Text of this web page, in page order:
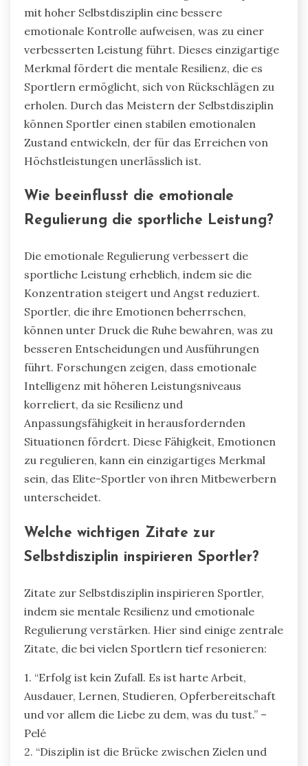
mit hoher Selbstdisziplin eine bessere
emotionale Kontrolle aufweisen, was zu einer
verbesserten Leistung führt. Dieses einzigartige
Merkmal fördert die mentale Resilienz, die es
Sportlern ermöglicht, sich von Rückschlägen zu
erholen. Durch das Meistern der Selbstdisziplin
können Sportler einen stabilen emotionalen
Zustand entwickeln, der für das Erreichen von
Höchstleistungen unerlässlich ist.
Wie beeinflusst die emotionale
Regulierung die sportliche Leistung?
Die emotionale Regulierung verbessert die
sportliche Leistung erheblich, indem sie die
Konzentration steigert und Angst reduziert.
Sportler, die ihre Emotionen beherrschen,
können unter Druck die Ruhe bewahren, was zu
besseren Entscheidungen und Ausführungen
führt. Forschungen zeigen, dass emotionale
Intelligenz mit höheren Leistungsniveaus
korreliert, da sie Resilienz und
Anpassungsfähigkeit in herausfordernden
Situationen fördert. Diese Fähigkeit, Emotionen
zu regulieren, kann ein einzigartiges Merkmal
sein, das Elite-Sportler von ihren Mitbewerbern
unterscheidet.
Welche wichtigen Zitate zur
Selbstdisziplin inspirieren Sportler?
Zitate zur Selbstdisziplin inspirieren Sportler,
indem sie mentale Resilienz und emotionale
Regulierung verstärken. Hier sind einige zentrale
Zitate, die bei vielen Sportlern tief resonieren:
1. “Erfolg ist kein Zufall. Es ist harte Arbeit,
Ausdauer, Lernen, Studieren, Opferbereitschaft
und vor allem die Liebe zu dem, was du tust.” –
Pelé
2. “Disziplin ist die Brücke zwischen Zielen und